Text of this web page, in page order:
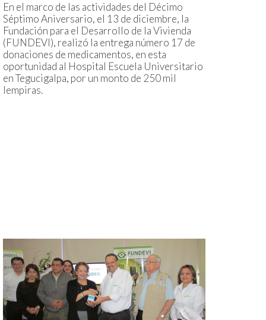
En el marco de las actividades del Décimo
Séptimo Aniversario, el 13 de diciembre, la
Fundación para el Desarrollo de la Vivienda
(FUNDEVI), realizó la entrega número 17 de
donaciones de medicamentos, en esta
oportunidad al Hospital Escuela Universitario
en Tegucigalpa, por un monto de 250 mil
lempiras.